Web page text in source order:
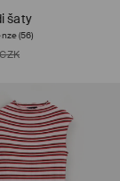
šaty
(56)